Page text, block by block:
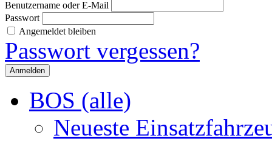
Benutzername oder E-Mail
Passwort
Angemeldet bleiben
Passwort vergessen?
BOS (alle)
Neueste